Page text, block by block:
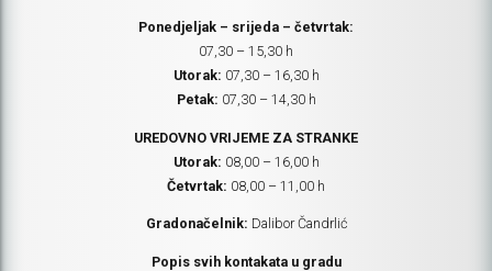
Ponedjeljak – srijeda – četvrtak:
07,30 – 15,30 h
Utorak: 07,30 – 16,30 h
Petak: 07,30 – 14,30 h
UREDOVNO VRIJEME ZA STRANKE
Utorak: 08,00 – 16,00 h
Četvrtak: 08,00 – 11,00 h
Gradonačelnik: Dalibor Čandrlić
Popis svih kontakata u gradu